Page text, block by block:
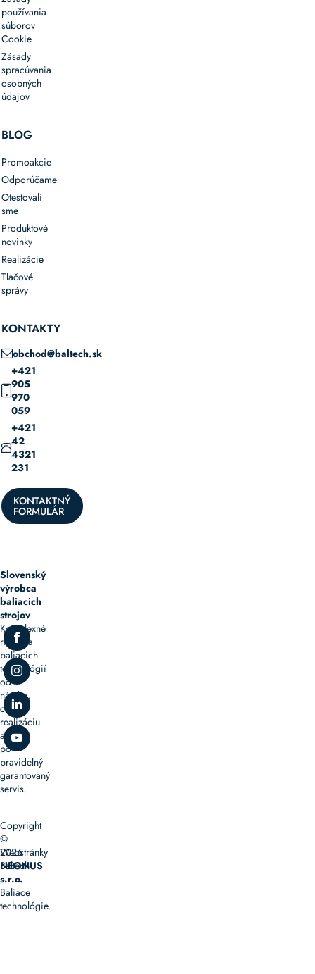
používania
súborov
Cookie
Zásady
spracúvania
osobných
údajov
BLOG
Promoakcie
Odporúčame
Otestovali
sme
Produktové
novinky
Realizácie
Tlačové
správy
KONTAKTY
obchod@baltech.sk
+421
905
970
059
+421
42
4321
231
KONTAKTNÝ
FORMULÁR
Slovenský
výrobca
baliacich
strojov
Komplexné
riešenia
baliacich
technológií
od
návrhu,
cez
realizáciu
až
po
pravidelný
garantovaný
servis.
Copyright
©
2026
Baltech
–
Baliace
technológie.
Webstránky
NEONUS
s.r.o.